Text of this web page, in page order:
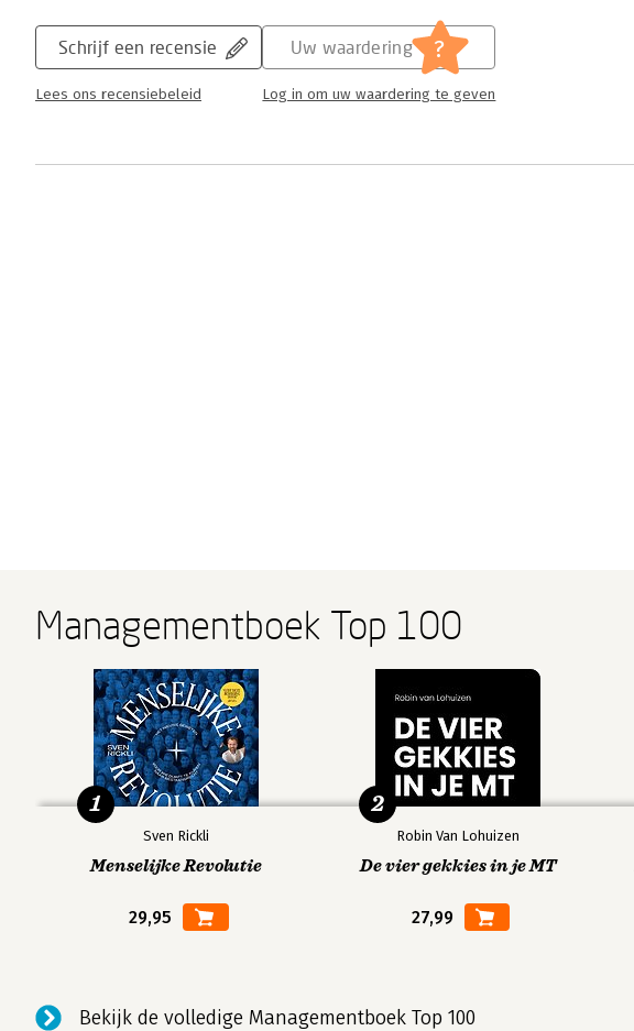
Schrijf een recensie
Lees ons recensiebeleid
Uw waardering ?
Log in om uw waardering te geven
Managementboek Top 100
Sven Rickli
Menselijke Revolutie
29,95
1
Robin Van Lohuizen
De vier gekkies in je MT
27,99
2
Bekijk de volledige Managementboek Top 100